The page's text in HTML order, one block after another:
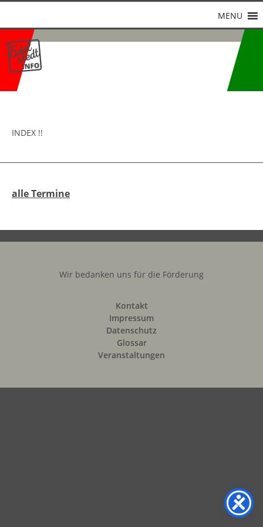
MENU
INDEX !!
alle Termine
Wir bedanken uns für die Förderung
Kontakt
Impressum
Datenschutz
Glossar
Veranstaltungen